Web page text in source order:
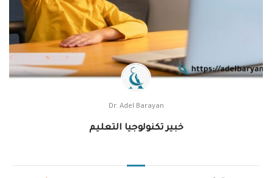
Dr. Adel Barayan
خبير تكنولوجيا التعليم